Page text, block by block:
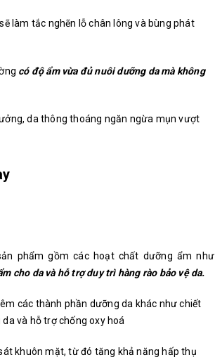
làm tắc nghẽn lỗ chân lông và bùng phát
có độ ẩm vừa đủ nuôi dưỡng da mà không
da thông thoáng ngăn ngừa mụn vượt
phẩm gồm các hoạt chất dưỡng ẩm như
cho da và hỗ trợ duy trì hàng rào bảo vệ da.
các thành phần dưỡng da khác như chiết
và hỗ trợ chống oxy hoá
khuôn mặt, từ đó tăng khả năng hấp thụ